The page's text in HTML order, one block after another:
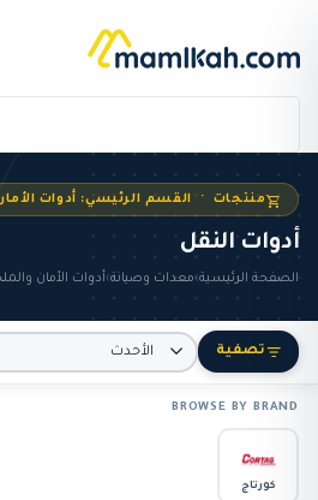
منتجات · القسم الرئيسي: أدوات
أدوات النقل
الصفحة الرئيسية›معدات وصيانة›أدوات الأمان
تصفية
BROWSE BY BRAND
كورتاج